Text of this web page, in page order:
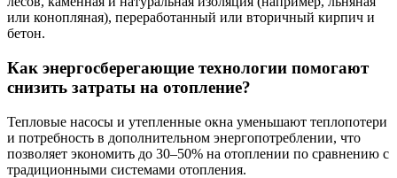
или конопляная), переработанный или вторичный кирпич и
бетон.
Как энергосберегающие технологии помогают
снизить затраты на отопление?
Тепловые насосы и утепленные окна уменьшают теплопотери
и потребность в дополнительном энергопотреблении, что
позволяет экономить до 30–50% на отоплении по сравнению с
традиционными системами отопления.